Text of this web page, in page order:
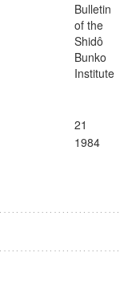
Bulletin
of the
Shidô
Bunko
Institute
21
1984